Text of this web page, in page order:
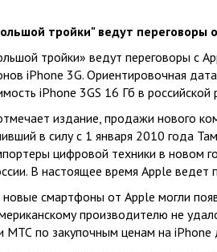
тройки" ведут переговоры
тройки» ведут переговоры с
iPhone 3G. Ориентировочная
iPhone 3GS 16 Гб в российской
издание, продажи нового
в силу с 1 января 2010 года
цифровой техники в новом
В настоящее время Apple ведет
смартфоны от Apple могли
производителю не
по закупочным ценам на iPhone